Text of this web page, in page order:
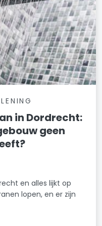
in Dordrecht:
geen
en alles lijkt op
lopen, en er zijn